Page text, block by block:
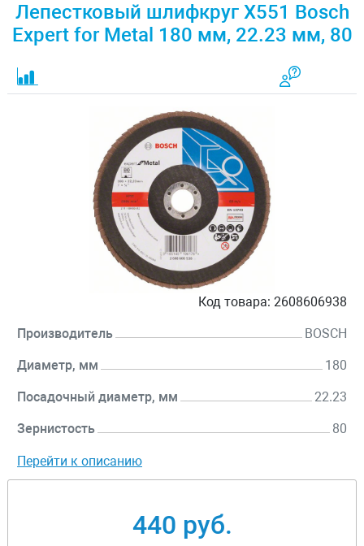
Лепестковый шлифкруг X551 Bosch
Expert for Metal 180 мм, 22.23 мм, 80
Код товара: 2608606938
Производитель BOSCH
Диаметр, мм 180
Посадочный диаметр, мм 22.23
Зернистость 80
Перейти к описанию
440 руб.